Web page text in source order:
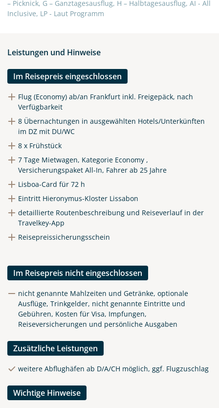
X
Telegram
Link kopieren
– Picknick, G – Ganztagesausflug, H – Halbtagesausflug, AI - All
Inclusive, LP - Laut Programm
Leistungen und Hinweise
Im Reisepreis eingeschlossen
Flug (Economy) ab/an Frankfurt inkl. Freigepäck, nach
Verfügbarkeit
8 Übernachtungen in ausgewählten Hotels/Unterkünften
im DZ mit DU/WC
8 x Frühstück
7 Tage Mietwagen, Kategorie Economy ,
Versicherungspaket All-In, Fahrer ab 25 Jahre
Lisboa-Card für 72 h
Eintritt Hieronymus-Kloster Lissabon
detaillierte Routenbeschreibung und Reiseverlauf in der
Travelkey-App
Reisepreissicherungsschein
Im Reisepreis nicht eingeschlossen
nicht genannte Mahlzeiten und Getränke, optionale
Ausflüge, Trinkgelder, nicht genannte Eintritte und
Gebühren, Kosten für Visa, Impfungen,
Reiseversicherungen und persönliche Ausgaben
Zusätzliche Leistungen
weitere Abflughäfen ab D/A/CH möglich, ggf. Flugzuschlag
Wichtige Hinweise